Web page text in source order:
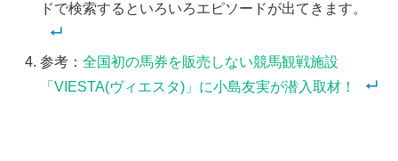
ドで検索するといろいろエピソードが出てきます。
参考：全国初の馬券を販売しない競馬観戦施設
「VIESTA(ヴィエスタ)」に小島友実が潜入取材！